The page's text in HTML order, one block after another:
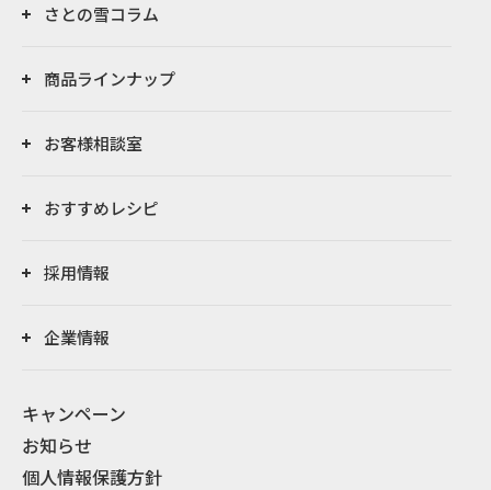
さとの雪コラム
商品ラインナップ
お客様相談室
おすすめレシピ
採用情報
企業情報
キャンペーン
お知らせ
個人情報保護方針